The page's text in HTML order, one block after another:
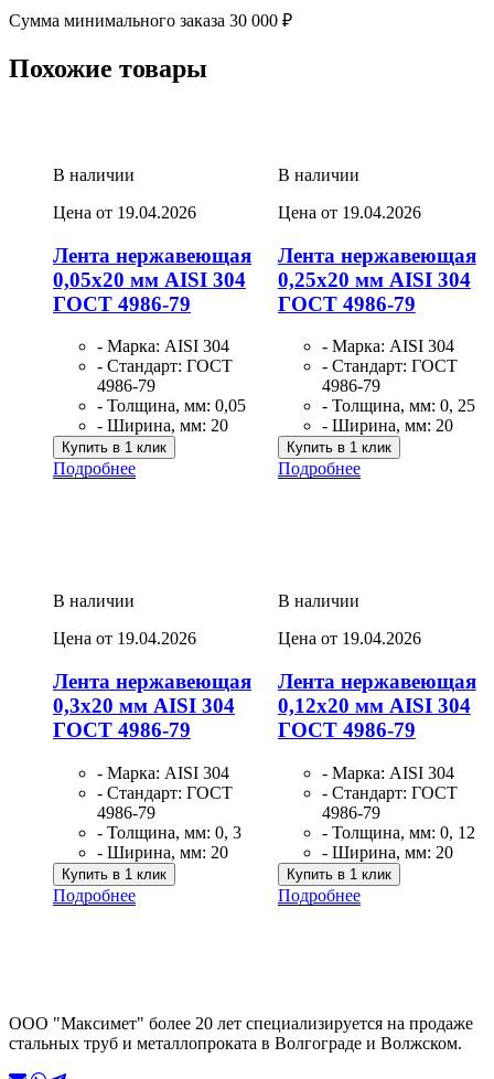
Сумма минимального заказа 30 000 ₽
Похожие товары
В наличии
Цена от 19.04.2026
Лента нержавеющая
0,05х20 мм AISI 304
ГОСТ 4986-79
- Марка: AISI 304
- Стандарт: ГОСТ
4986-79
- Толщина, мм: 0,05
- Ширина, мм: 20
Купить в 1 клик
Подробнее
В наличии
Цена от 19.04.2026
Лента нержавеющая
0,25х20 мм AISI 304
ГОСТ 4986-79
- Марка: AISI 304
- Стандарт: ГОСТ
4986-79
- Толщина, мм: 0, 25
- Ширина, мм: 20
Купить в 1 клик
Подробнее
В наличии
Цена от 19.04.2026
Лента нержавеющая
0,3х20 мм AISI 304
ГОСТ 4986-79
- Марка: AISI 304
- Стандарт: ГОСТ
4986-79
- Толщина, мм: 0, 3
- Ширина, мм: 20
Купить в 1 клик
Подробнее
В наличии
Цена от 19.04.2026
Лента нержавеющая
0,12х20 мм AISI 304
ГОСТ 4986-79
- Марка: AISI 304
- Стандарт: ГОСТ
4986-79
- Толщина, мм: 0, 12
- Ширина, мм: 20
Купить в 1 клик
Подробнее
ООО "Максимет" более 20 лет специализируется на продаже
стальных труб и металлопроката в Волгограде и Волжском.